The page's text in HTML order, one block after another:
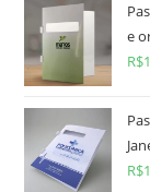
e
R$
R$